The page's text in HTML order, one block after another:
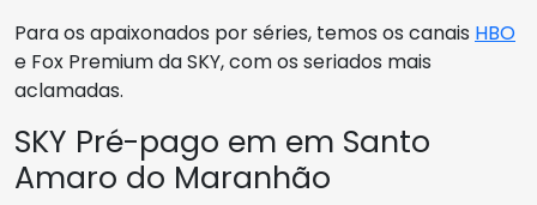
Para os apaixonados por séries, temos os canais HBO
e Fox Premium da SKY, com os seriados mais
aclamadas.
SKY Pré-pago em em Santo
Amaro do Maranhão